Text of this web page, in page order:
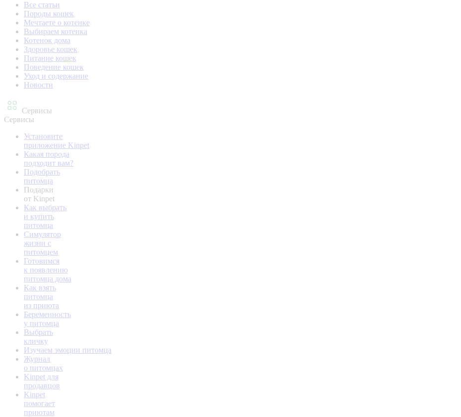
Все статьи
Породы кошек
Мечтаете о котенке
Выбираем котенка
Котенок дома
Здоровье кошек
Питание кошек
Поведение кошек
Уход и содержание
Новости
Сервисы
Сервисы
Установите
приложение Kinpet
Какая порода
подходит вам?
Подобрать
питомца
Подарки
от Kinpet
Как выбрать
и купить
питомца
Симулятор
жизни с
питомцем
Готовимся
к появлению
питомца дома
Как взять
питомца
из приюта
Беременность
у питомца
Выбрать
кличку
Изучаем эмоции питомца
Журнал
о питомцах
Kinpet для
продавцов
Kinpet
помогает
приютам